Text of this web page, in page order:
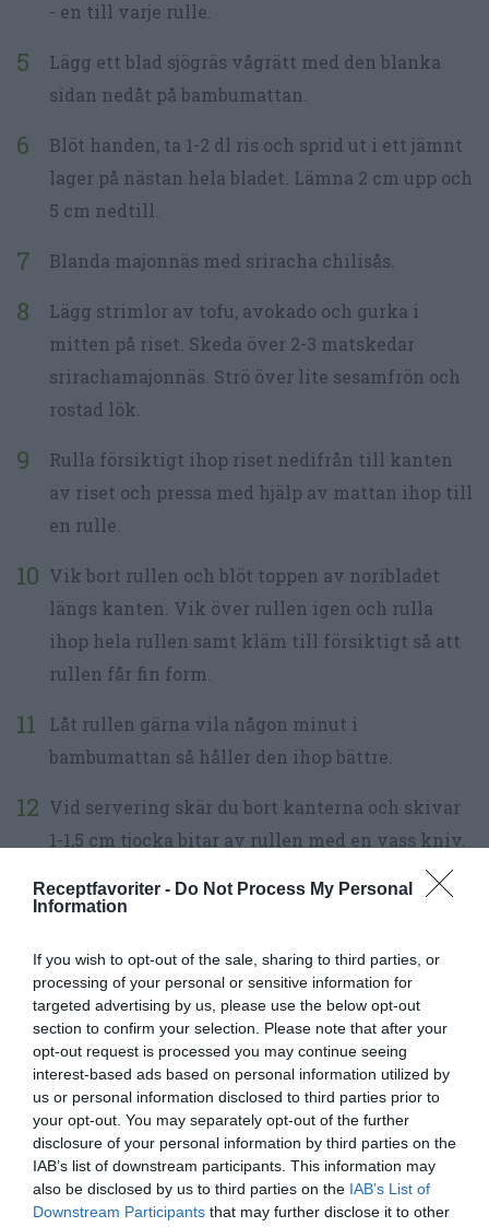
Receptfavoriter - Do Not Process My Personal
Information
If you wish to opt-out of the sale, sharing to third parties, or
processing of your personal or sensitive information for
targeted advertising by us, please use the below opt-out
section to confirm your selection. Please note that after your
opt-out request is processed you may continue seeing
interest-based ads based on personal information utilized by
us or personal information disclosed to third parties prior to
your opt-out. You may separately opt-out of the further
disclosure of your personal information by third parties on the
IAB’s list of downstream participants. This information may
also be disclosed by us to third parties on the IAB’s List of
Downstream Participants that may further disclose it to other
- en till varje rulle.
Lägg ett blad sjögräs vågrätt med den blanka
sidan nedåt på bambumattan.
Blöt handen, ta 1-2 dl ris och sprid ut i ett jämnt
lager på nästan hela bladet. Lämna 2 cm upp och
5 cm nedtill.
Blanda majonnäs med sriracha chilisås.
Lägg strimlor av tofu, avokado och gurka i
mitten på riset. Skeda över 2-3 matskedar
srirachamajonnäs. Strö över lite sesamfrön och
rostad lök.
Rulla försiktigt ihop riset nedifrån till kanten
av riset och pressa med hjälp av mattan ihop till
en rulle.
Vik bort rullen och blöt toppen av noribladet
längs kanten. Vik över rullen igen och rulla
ihop hela rullen samt kläm till försiktigt så att
rullen får fin form.
Låt rullen gärna vila någon minut i
bambumattan så håller den ihop bättre.
Vid servering skär du bort kanterna och skivar
1-1,5 cm tjocka bitar av rullen med en vass kniv.
Förslagsvis i 8 eller 12 bitar. Lägg upp på tallrik.
lök.
Servera Makirullarna med ljus japansk soja,
inlagd ingefära och wasabi.